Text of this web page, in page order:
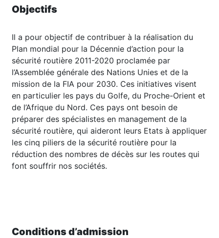
Objectifs
Il a pour objectif de contribuer à la réalisation du
Plan mondial pour la Décennie d’action pour la
sécurité routière 2011-2020 proclamée par
l’Assemblée générale des Nations Unies et de la
mission de la FIA pour 2030. Ces initiatives visent
en particulier les pays du Golfe, du Proche-Orient et
de l’Afrique du Nord. Ces pays ont besoin de
préparer des spécialistes en management de la
sécurité routière, qui aideront leurs Etats à appliquer
les cinq piliers de la sécurité routière pour la
réduction des nombres de décès sur les routes qui
font souffrir nos sociétés.
Conditions d’admission